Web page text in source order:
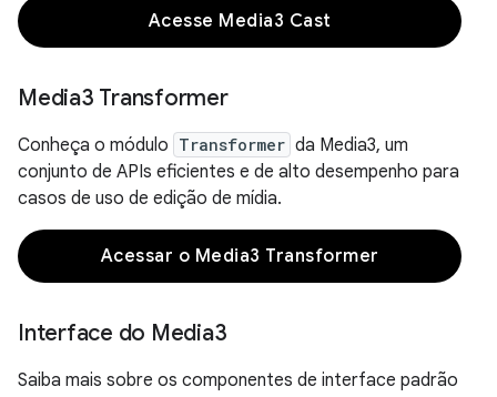
Acesse Media3 Cast
Media3 Transformer
Conheça o módulo Transformer da Media3, um
conjunto de APIs eficientes e de alto desempenho para
casos de uso de edição de mídia.
Acessar o Media3 Transformer
Interface do Media3
Saiba mais sobre os componentes de interface padrão